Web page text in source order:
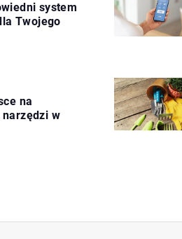
system
Twojego
na
w